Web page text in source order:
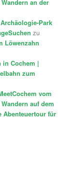
Wandern an der
Park
zu
Löwenzahn
in Cochem |
zum
vom
Wandern auf dem
Abenteuertour für